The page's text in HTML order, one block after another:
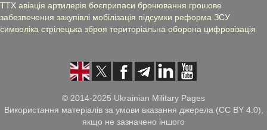
ТТХ авіація артилерія боєприпаси бронювання грошове
забезпечення закупівлі мобілізація підсумки реформа ЗСУ
символіка стрілецька зброя територіальна оборона цифровізація
© 2014-2025 Ukrainian Military Pages
Використання матеріалів за умови вказання джерела (CC BY 4.0),
якщо не зазначено іншого